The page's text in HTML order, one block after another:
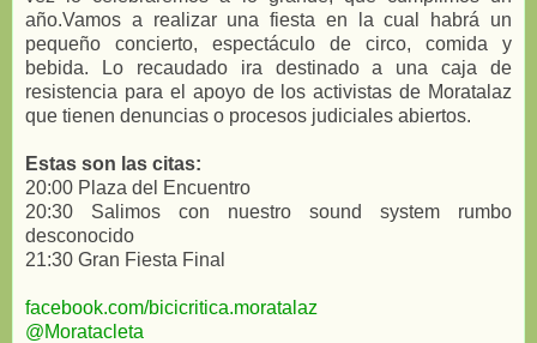
año.Vamos a realizar una fiesta en la cual habrá un
pequeño concierto, espectáculo de circo, comida y
bebida. Lo recaudado ira destinado a una caja de
resistencia para el apoyo de los activistas de Moratalaz
que tienen denuncias o procesos judiciales abiertos.
Estas son las citas:
20:00 Plaza del Encuentro
20:30 Salimos con nuestro sound system rumbo
desconocido
21:30 Gran Fiesta Final
facebook.com/bicicritica.moratalaz
@Moratacleta